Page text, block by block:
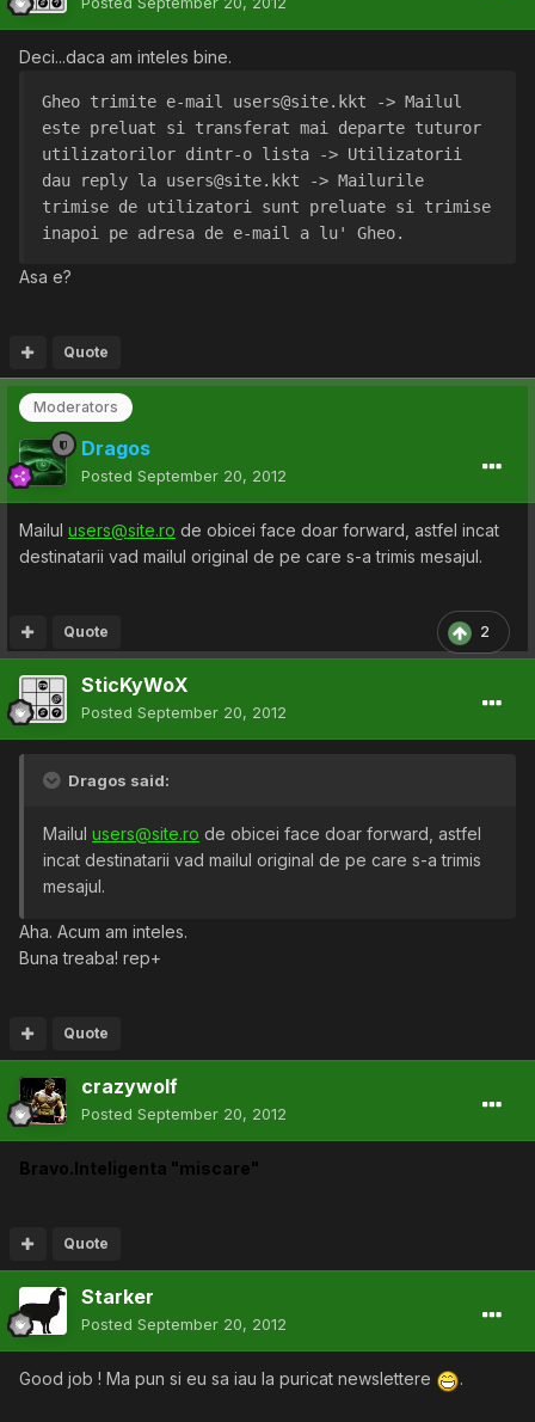
Deci...daca am inteles bine.
Gheo trimite e-mail users@site.kkt -> Mailul
este preluat si transferat mai departe tuturor
utilizatorilor dintr-o lista -> Utilizatorii
dau reply la users@site.kkt -> Mailurile
trimise de utilizatori sunt preluate si trimise
inapoi pe adresa de e-mail a lu' Gheo.
Asa e?
Quote
Moderators
Dragos
Posted September 20, 2012
Mailul users@site.ro de obicei face doar forward, astfel incat
destinatarii vad mailul original de pe care s-a trimis mesajul.
2
Quote
SticKyWoX
Posted September 20, 2012
Dragos said:
Mailul users@site.ro de obicei face doar forward, astfel
incat destinatarii vad mailul original de pe care s-a trimis
mesajul.
Aha. Acum am inteles.
Buna treaba! rep+
Quote
crazywolf
Posted September 20, 2012
Bravo.Inteligenta "miscare"
Quote
Starker
Posted September 20, 2012
Good job ! Ma pun si eu sa iau la puricat newslettere .